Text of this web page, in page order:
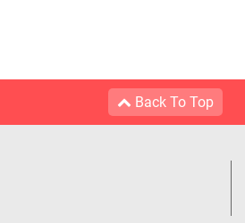
Back To Top